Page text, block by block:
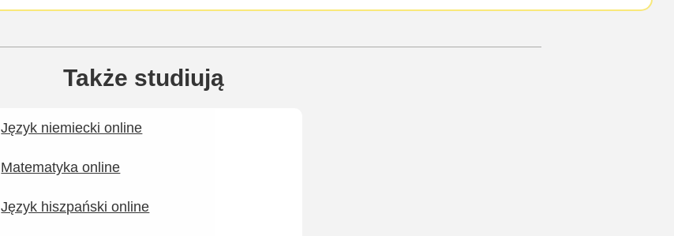
Także studiują
Język niemiecki online
Matematyka online
Język hiszpański online